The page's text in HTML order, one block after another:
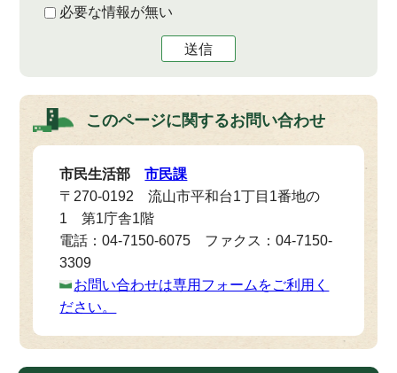
必要な情報が無い
送信
このページに関するお問い合わせ
市民生活部市民課
〒270-0192 流山市平和台1丁目1番地の
1 第1庁舎1階
電話：04-7150-6075 ファクス：04-7150-
3309
お問い合わせは専用フォームをご利用く
ださい。